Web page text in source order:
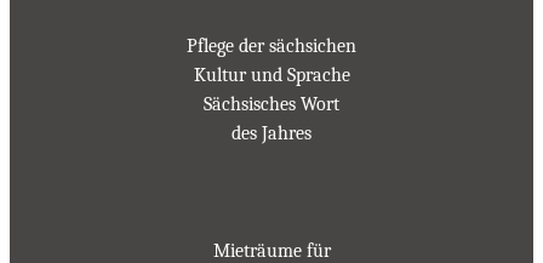
Pflege der sächsichen
Kultur und Sprache
Sächsisches Wort
des Jahres
Mieträume für